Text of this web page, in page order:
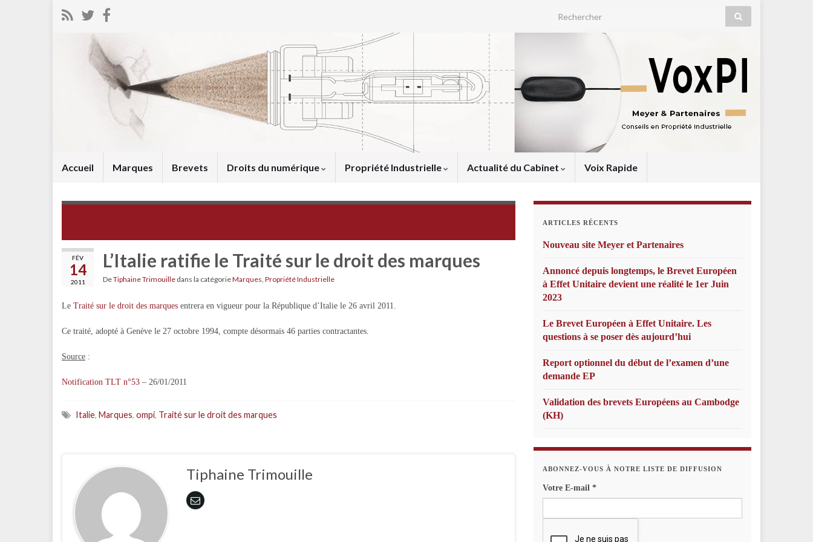
Search for:
Accueil Marques Brevets Droits du numérique Propriété Industrielle Actualité du Cabinet Voix Rapide
FÉV
14
2011
L’Italie ratifie le Traité sur le droit des marques
DeTiphaine Trimouille dans la catégorieMarques, Propriété Industrielle
Le Traité sur le droit des marques entrera en vigueur pour la République d’Italie le 26 avril 2011.
Ce traité, adopté à Genève le 27 octobre 1994, compte désormais 46 parties contractantes.
Source :
Notification TLT n°53 – 26/01/2011
Italie, Marques, ompi, Traité sur le droit des marques
Tiphaine Trimouille
ARTICLES RÉCENTS
Nouveau site Meyer et Partenaires
Annoncé depuis longtemps, le Brevet Européen
à Effet Unitaire devient une réalité le 1er Juin
2023
Le Brevet Européen à Effet Unitaire. Les
questions à se poser dès aujourd’hui
Report optionnel du début de l’examen d’une
demande EP
Validation des brevets Européens au Cambodge
(KH)
ABONNEZ-VOUS À NOTRE LISTE DE DIFFUSION
Votre E-mail *